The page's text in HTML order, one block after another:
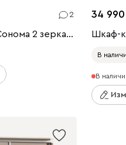
2
Шкаф-купе Байкал 2-120x240 Дуб Сонома 2 зеркала
34 990
Шкаф-
В
В